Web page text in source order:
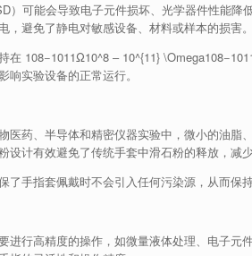
）可能会导致电子元件损坏、光学器件性能降
，避免了静电对敏感设备、材料或样本的损害。
在 108−1011Ω10^8 – 10^{11} \Omega108−10
响实验设备的正常运行。
医药、半导体和精密仪器实验中，微小的油脂
设计有效避免了传统手套中滑石粉的释放，减
了手指套佩戴时不会引入任何污染源，从而保
进行高精度的操作，如微量液体处理、电子元